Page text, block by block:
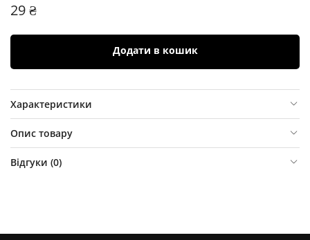
29 ₴
Додати в кошик
Характеристики
Опис товару
Відгуки (0)